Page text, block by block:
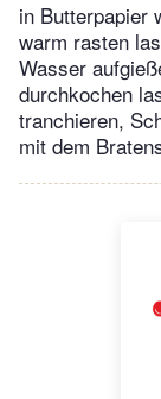
in Butterpapier
warm rasten
Wasser
durchkochen
tranchieren,
mit dem